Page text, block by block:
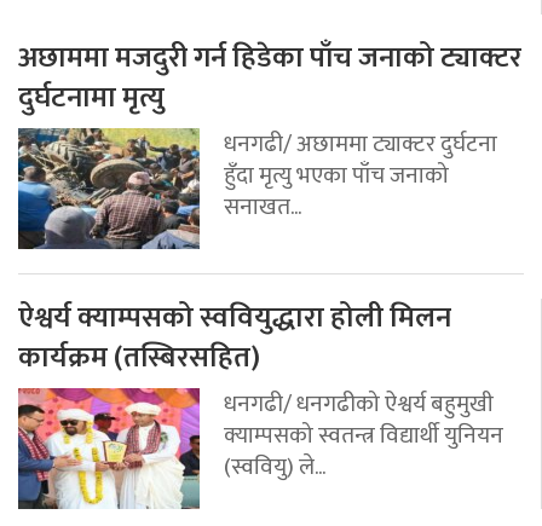
अछाममा मजदुरी गर्न हिडेका पाँच जनाको ट्याक्टर
दुर्घटनामा मृत्यु
धनगढी/ अछाममा ट्याक्टर दुर्घटना
हुँदा मृत्यु भएका पाँच जनाको
सनाखत...
ऐश्वर्य क्याम्पसको स्ववियुद्धारा होली मिलन
कार्यक्रम (तस्बिरसहित)
धनगढी/ धनगढीको ऐश्वर्य बहुमुखी
क्याम्पसको स्वतन्त्र विद्यार्थी युनियन
(स्ववियु) ले...